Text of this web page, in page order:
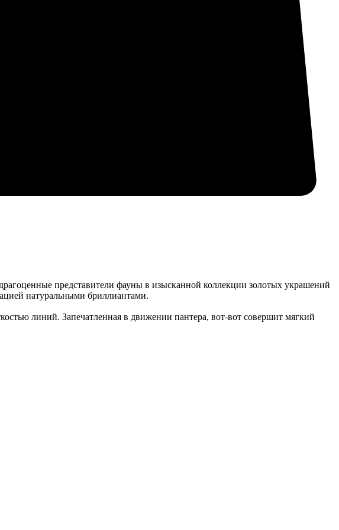
представители фауны в изысканной коллекции золотых украшений
натуральными бриллиантами.
линий. Запечатленная в движении пантера, вот-вот совершит мягкий